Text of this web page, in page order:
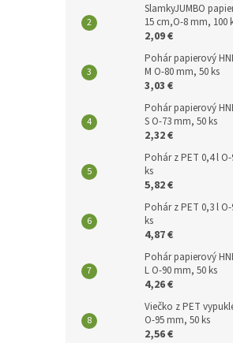
SlamkyJUMBO
15 cm,O-8 mm, 100
2,09 €
Pohár papierový
M O-80 mm, 50 ks
3,03 €
Pohár papierový
S O-73 mm, 50 ks
2,32 €
Pohár z PET 0,4 l
ks
5,82 €
Pohár z PET 0,3 l
ks
4,87 €
Pohár papierový
L O-90 mm, 50 ks
4,26 €
Viečko z PET
O-95 mm, 50 ks
2,56 €